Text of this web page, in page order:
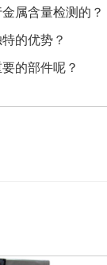
属含量检测的？
的优势？
的部件呢？